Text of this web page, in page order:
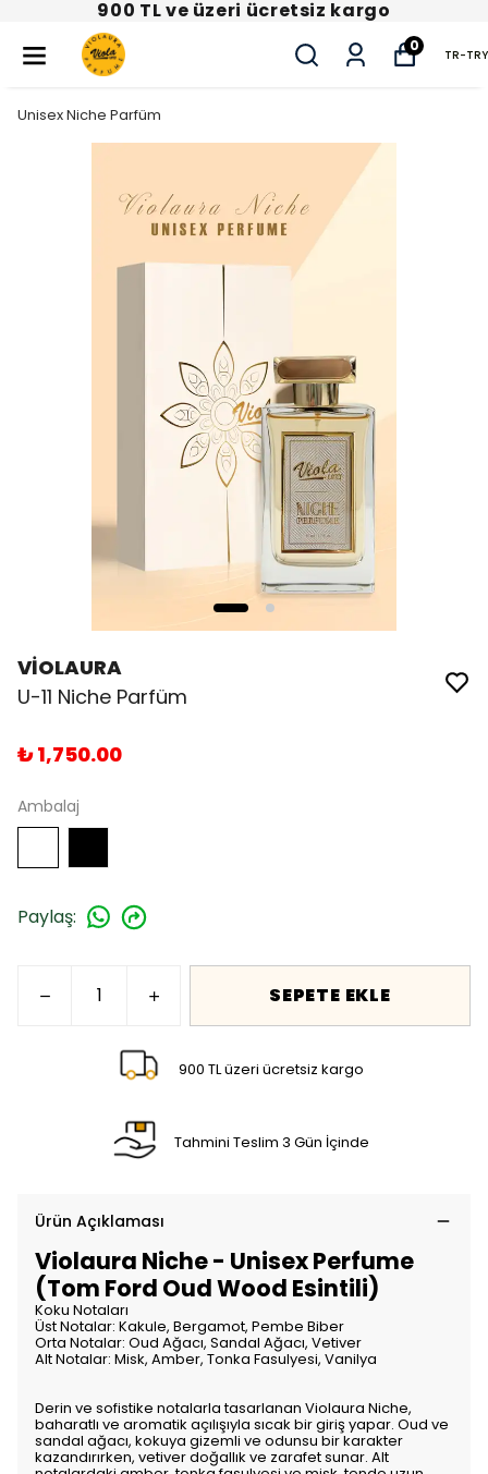
900 TL ve üzeri ücretsiz kargo
0
TR-TRY
Unisex Niche Parfüm
VİOLAURA
U-11 Niche Parfüm
₺ 1,750.00
Ambalaj
Paylaş:
SEPETE EKLE
900 TL üzeri ücretsiz kargo
Tahmini Teslim 3 Gün İçinde
Ürün Açıklaması
Violaura Niche - Unisex Perfume
(Tom Ford Oud Wood Esintili)
Koku Notaları
Üst Notalar: Kakule, Bergamot, Pembe Biber
Orta Notalar: Oud Ağacı, Sandal Ağacı, Vetiver
Alt Notalar: Misk, Amber, Tonka Fasulyesi, Vanilya
Derin ve sofistike notalarla tasarlanan Violaura Niche,
baharatlı ve aromatik açılışıyla sıcak bir giriş yapar. Oud ve
sandal ağacı, kokuya gizemli ve odunsu bir karakter
kazandırırken, vetiver doğallık ve zarafet sunar. Alt